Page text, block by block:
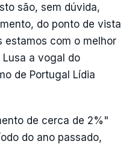
são, sem dúvida,
do ponto de vista
estamos com o melhor
a vogal do
de Portugal Lídia
de cerca de 2%"
do ano passado,